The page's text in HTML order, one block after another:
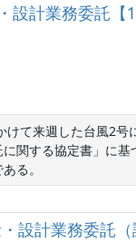
計業務委託【
て来週した台風2号
に関する協定書」に
る。
設計業務委託（